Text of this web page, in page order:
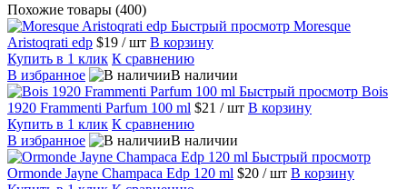
Похожие товары (400)
Быстрый просмотр Moresque
Aristoqrati edp $19 / шт В корзину
Купить в 1 клик К сравнению
В избранное
В наличии
Быстрый просмотр Bois
1920 Frammenti Parfum 100 ml $21 / шт В корзину
Купить в 1 клик К сравнению
В избранное
В наличии
Быстрый просмотр
Ormonde Jayne Champaca Edp 120 ml $20 / шт В корзину